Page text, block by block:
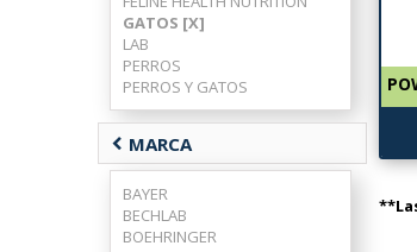
GATOS [X]
LAB
PERROS
PERROS Y GATOS
chevron_left MARCA
BAYER
BECHLAB
BOEHRINGER